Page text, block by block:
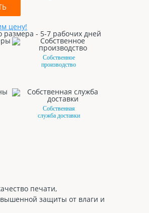
цену!
размера - 5-7 рабочих дней
Собственное
производство
Собственная
служба доставки
печати,
защиты от влаги и